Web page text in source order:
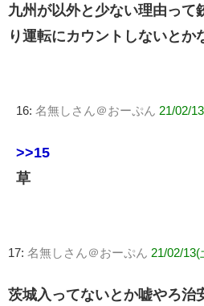
九州が以外と少ない理由って
り運転にカウントしないとか
16: 名無しさん＠おーぷん 21/02/
>>15
草
17: 名無しさん＠おーぷん 21/02/13(
茨城入ってないとか嘘やろ治